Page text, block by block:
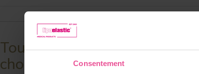
Consentement
Toujours pas sûr(e) de votre
choix?